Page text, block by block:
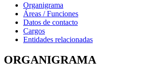
Organigrama
Áreas / Funciones
Datos de contacto
Cargos
Entidades relacionadas
ORGANIGRAMA